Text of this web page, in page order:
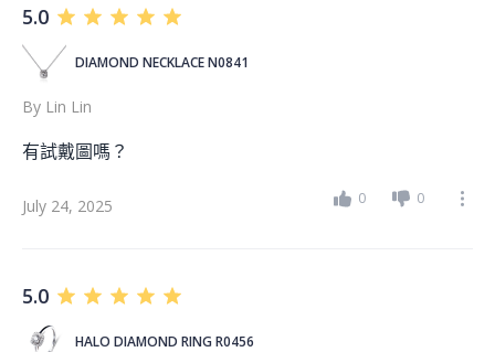
5.0
DIAMOND NECKLACE N0841
By Lin Lin
有試戴圖嗎？
July 24, 2025 0 0
5.0
HALO DIAMOND RING R0456